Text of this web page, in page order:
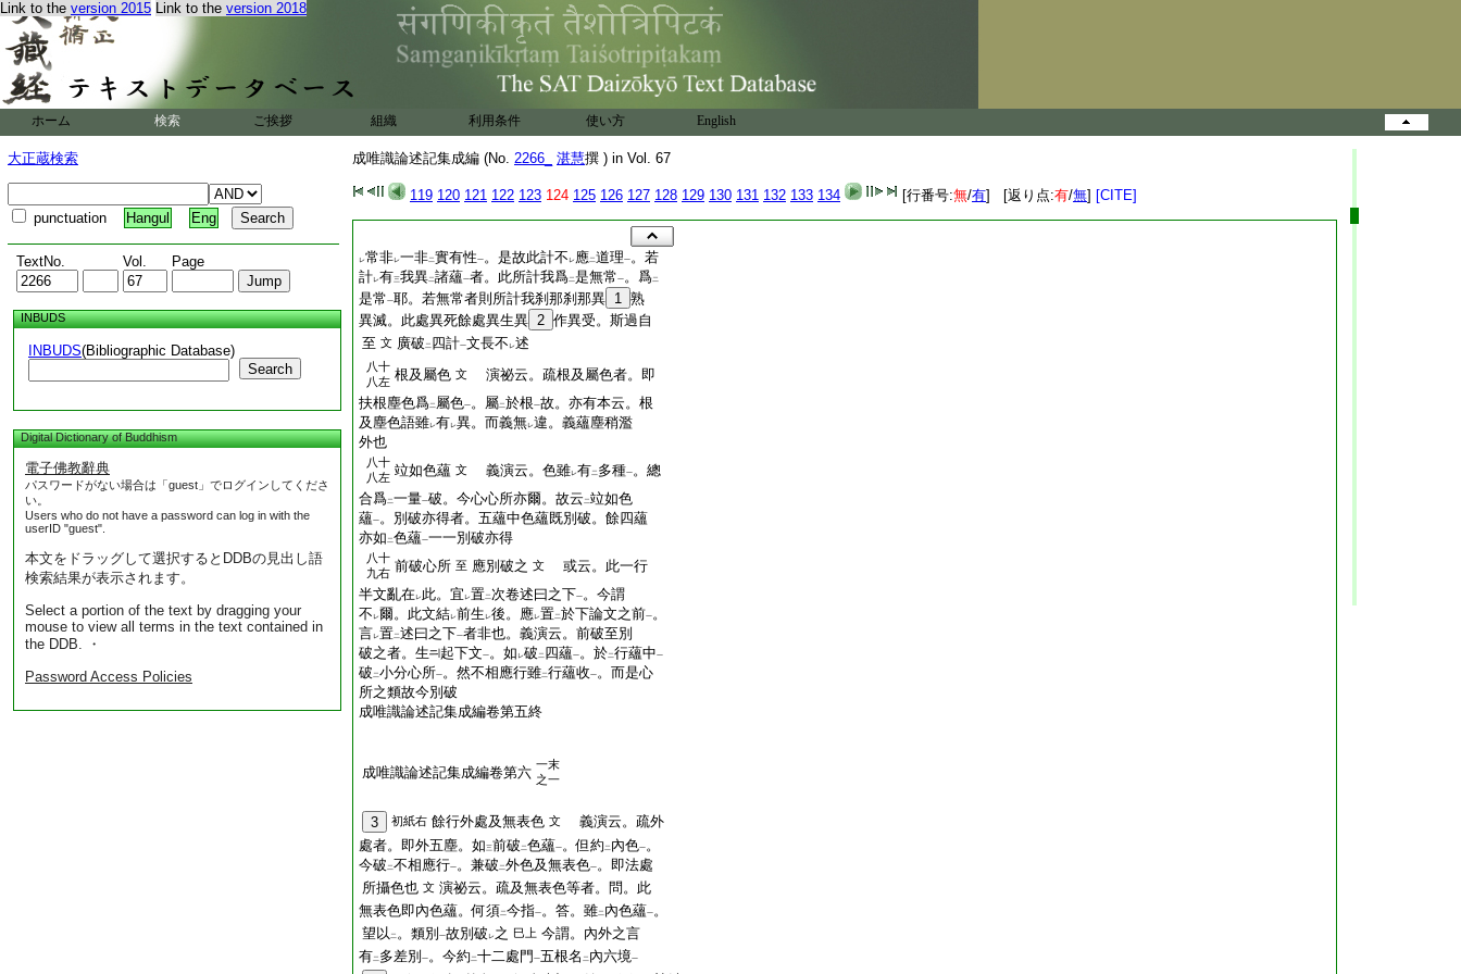
Link to the version 2015 Link to the version 2018
ホーム 検索 ご挨拶 組織 利用条件 使い方 English
大正蔵検索
punctuation Hangul Eng
TextNo. Vol. Page
INBUDS
INBUDS(Bibliographic Database)
Search
Digital Dictionary of Buddhism
電子佛教辭典
パスワードがない場合は「guest」でログインしてくださ
い。
Users who do not have a password can log in with the
userID "guest".
本文をドラッグして選択するとDDBの見出し語
検索結果が表示されます。
Select a portion of the text by dragging your
mouse to view all terms in the text contained in
the DDB. ・
Password Access Policies
成唯識論述記集成編 (No. 2266_ 湛慧撰 ) in Vol. 67
119 120 121 122 123 124 125 126 127 128 129 130 131 132 133 134 [行番号:無/有] [返り点:有/無] [CITE]
レ常非レ一非二實有性一。是故此計不 レ應二道理一。若
計レ有三我異二諸蘊一者。此所計我爲二是無常一。爲二
是常一耶。若無常者則所計我刹那刹那異 1 熟
異滅。此處異死餘處異生異 2 作異受。斯過自
至 文 廣破 二 四計一文長不 レ述
八十
八左 根及屬色 文
演祕云。疏根及屬色者。即
扶根塵色爲二 屬色一。屬二於根一故。亦有本云。根
及塵色語雖レ有レ異。而義無レ違。義蘊塵稍濫
外也
八十
八左 竝如色蘊 文 義演云。色雖レ有二 多種一。總
合爲二一量一破。今心心所亦爾。故云 二竝如色
蘊一。別破亦得者。五蘊中色蘊既別破。餘四蘊
亦如 二色蘊一一一別破亦得
八十
九右 前破心所 至 應別破之 文
或云。此一行
半文亂在レ此。宜 レ置二次卷述曰之下一。今謂
不 レ爾。此文結レ前生 レ後。應レ置二於下論文之前一。
言レ置二述曰之下一者非也。義演云。前破至別
破之者。生
起下文一。如 レ破 二 四蘊一。於二行蘊中一
破 二小分心所一。然不相應行雖二行蘊收一。而是心
所之類故今別破
成唯識論述記集成編卷第五終
成唯識論述記集成編卷第六 一末
之一
3 初紙右 餘行外處及無表色 文
義演云。疏外
處者。即外五塵。如三前破 二色蘊一。但約 二 內色一。
今破 二不相應行一。兼破 二外色及無表色一。即法處
所攝色也 文 演祕云。疏及無表色等者。問。此
無表色即內色蘊。何須二今指一。答。雖二 內色蘊一。
望以 二 。類別 一故別破 レ之 巳上 今謂。內外之言
有二 多差別 一。今約 二十二處門 一五根名 二 內六境一